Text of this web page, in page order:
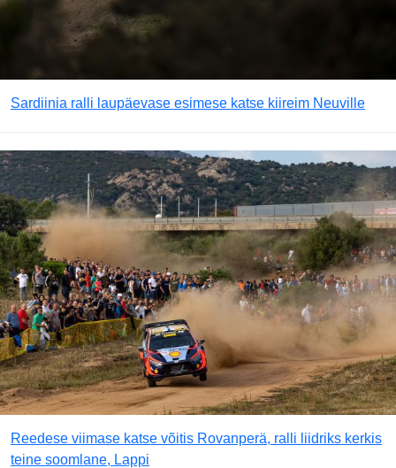
Sardiinia ralli laupäevase esimese katse kiireim Neuville
Reedese viimase katse võitis Rovanperä, ralli liidriks kerkis
teine soomlane, Lappi